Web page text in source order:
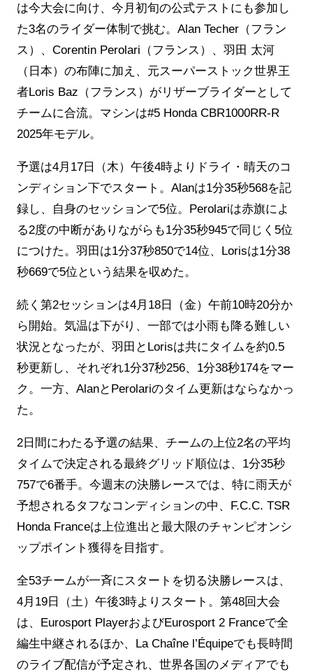
は今大会に向け、今月初旬の公式テストにも参加し
た3名のライダー体制で挑む。Alan Techer（フラン
ス）、Corentin Perolari（フランス）、羽田 太河
（日本）の布陣に加え、元スーパーストック世界王
者Loris Baz（フランス）がリザーブライダーとして
チームに合流。マシンは#5 Honda CBR1000RR-R
2025年モデル。
予選は4月17日（木）午後4時よりドライ・晴天のコ
ンディション下でスタート。Alanは1分35秒568を記
録し、自身のセッションで5位。Perolariは赤旗によ
る2度の中断がありながらも1分35秒945で同じく5位
につけた。羽田は1分37秒850で14位、Lorisは1分38
秒669で5位という結果を収めた。
続く第2セッションは4月18日（金）午前10時20分か
ら開始。気温は下がり、一部では小雨も降る難しい
状況となったが、羽田とLorisは共にタイムを約0.5
秒更新し、それぞれ1分37秒256、1分38秒174をマー
ク。一方、AlanとPerolariのタイム更新はならなかっ
た。
2日間にわたる予選の結果、チームの上位2名の平均
タイムで決定される最終グリッド順位は、1分35秒
757で6番手。今週末の決勝レースでは、特に雨天が
予想されるタフなコンディションの中、F.C.C. TSR
Honda Franceは上位進出と最大限のチャンピオンシ
ップポイント獲得を目指す。
全53チームが一斉にスタートを切る決勝レースは、
4月19日（土）午後3時よりスタート。第48回大会
は、Eurosport PlayerおよびEurosport 2 Franceで全
編生中継されるほか、La Chaîne l’Équipeでも長時間
のライブ配信が予定され、世界各国のメディアでも